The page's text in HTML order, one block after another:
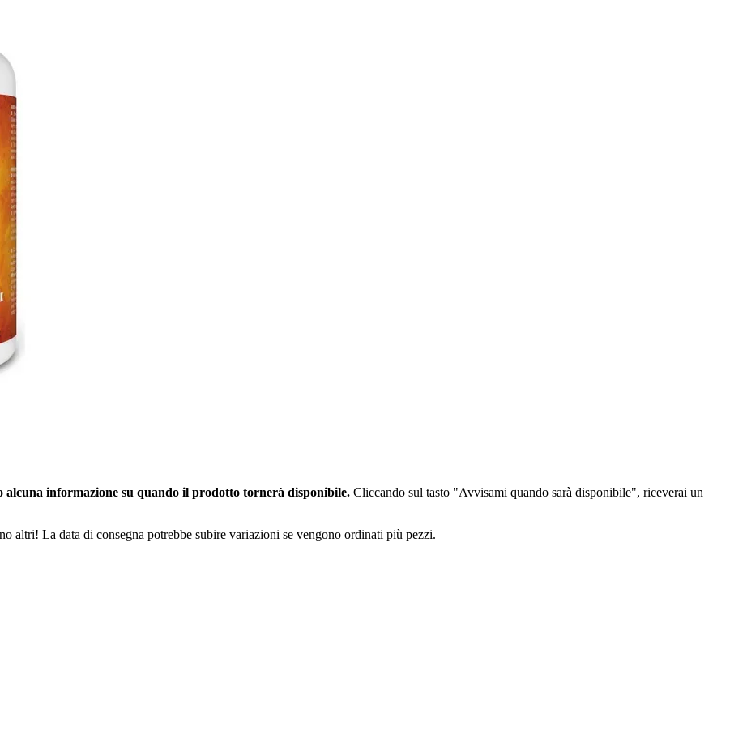
alcuna informazione su quando il prodotto tornerà disponibile. Cliccando sul tasto "Avvisami quando sarà disponibile", riceverai un
altri! La data di consegna potrebbe subire variazioni se vengono ordinati più pezzi.